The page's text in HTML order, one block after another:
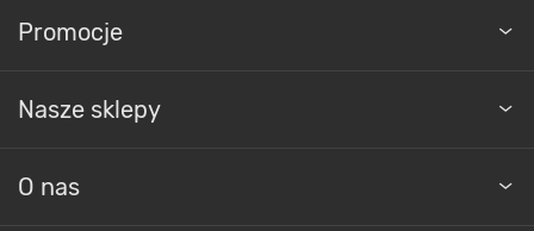
Promocje
Nasze sklepy
O nas